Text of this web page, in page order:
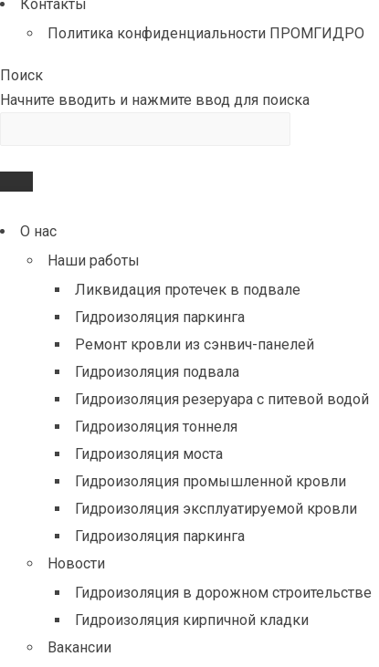
Контакты
Политика конфиденциальности ПРОМГИДРО
Поиск
Начните вводить и нажмите ввод для поиска
О нас
Наши работы
Ликвидация протечек в подвале
Гидроизоляция паркинга
Ремонт кровли из сэнвич-панелей
Гидроизоляция подвала
Гидроизоляция резеруара с питевой водой
Гидроизоляция тоннеля
Гидроизоляция моста
Гидроизоляция промышленной кровли
Гидроизоляция эксплуатируемой кровли
Гидроизоляция паркинга
Новости
Гидроизоляция в дорожном строительстве
Гидроизоляция кирпичной кладки
Вакансии